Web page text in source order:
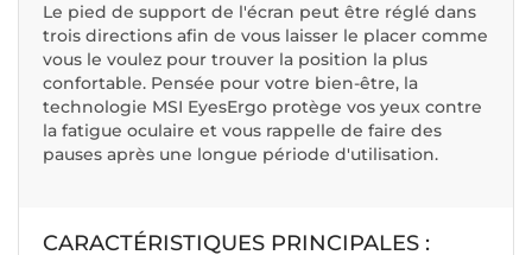
Le pied de support de l'écran peut être réglé dans
trois directions afin de vous laisser le placer comme
vous le voulez pour trouver la position la plus
confortable. Pensée pour votre bien-être, la
technologie MSI EyesErgo protège vos yeux contre
la fatigue oculaire et vous rappelle de faire des
pauses après une longue période d'utilisation.
CARACTÉRISTIQUES PRINCIPALES :